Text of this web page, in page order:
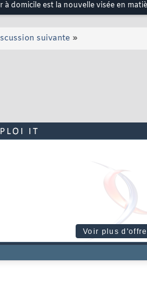
domicile est la nouvelle visée en
suivante »
Voir plus